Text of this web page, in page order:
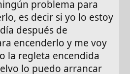
problema para
es decir si yo lo estoy
después de
encenderlo y me voy
la regleta encendida
lo puedo arrancar